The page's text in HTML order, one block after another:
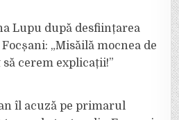
Lupu după desființarea
„Misăilă mocnea de
cerem explicații!”
îl acuză pe primarul